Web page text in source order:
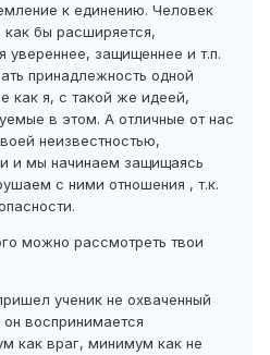
к единению. Человек
как бы расширяется,
увереннее, защищеннее и т.п.
принадлежность одной
как я, с такой же идеей,
в этом. А отличные от нас
неизвестностью,
и мы начинаем защищаясь
с ними отношения , т.к.
можно рассмотреть твои
ученик не охваченный
воспринимается
как враг, минимум как не